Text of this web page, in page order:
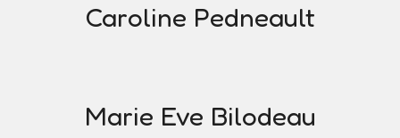
Caroline Pedneault
Marie Eve Bilodeau